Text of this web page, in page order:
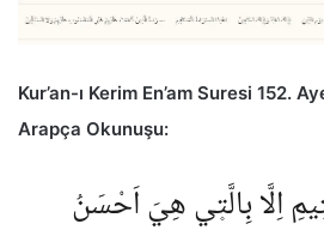
Kur’an-ı Kerim En’am Suresi 152.
Arapça Okunuşu:
اِلَّا بِالَّت۪ي هِيَ اَحْسَنُ